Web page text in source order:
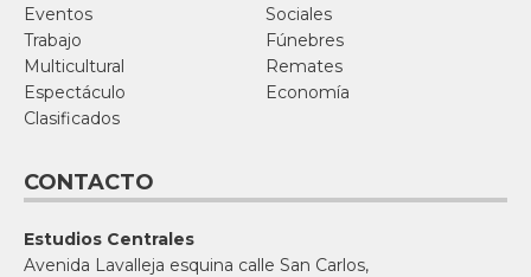
Eventos
Sociales
Trabajo
Fúnebres
Multicultural
Remates
Espectáculo
Economía
Clasificados
CONTACTO
Estudios Centrales
Avenida Lavalleja esquina calle San Carlos,